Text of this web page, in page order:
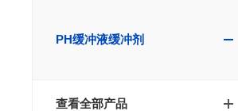
PH缓冲液缓冲剂
查看全部产品